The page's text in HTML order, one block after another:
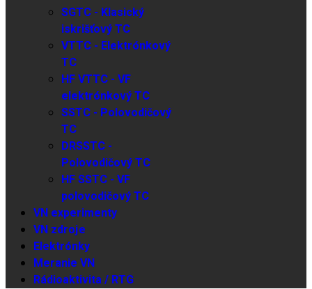
SGTC - Klasický
iskrišťový TC
VTTC - Elektrónkový
TC
HF VTTC - VF
elektrónkový TC
SSTC - Polovodičový
TC
DRSSTC -
Polovodičový TC
HF SSTC - VF
polovodičový TC
VN experimenty
VN zdroje
Elektrónky
Meranie VN
Rádioaktivita / RTG